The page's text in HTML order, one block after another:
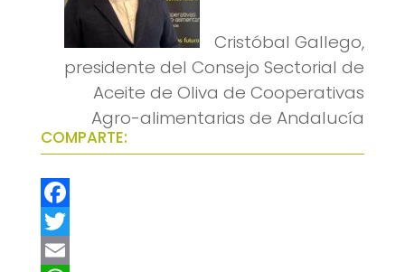
Cristóbal Gallego,
presidente del Consejo Sectorial de
Aceite de Oliva de Cooperativas
Agro-alimentarias de Andalucía
COMPARTE:
F
a
T